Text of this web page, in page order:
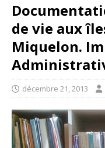
de vie aux
Miquelon.
décembre 21, 2013